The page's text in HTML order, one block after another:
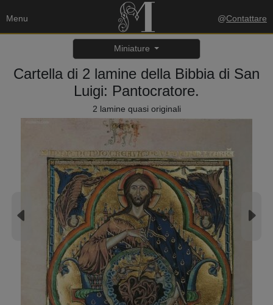
Menu @Contattare
Miniature
Cartella di 2 lamine della Bibbia di San
Luigi: Pantocratore.
2 lamine quasi originali